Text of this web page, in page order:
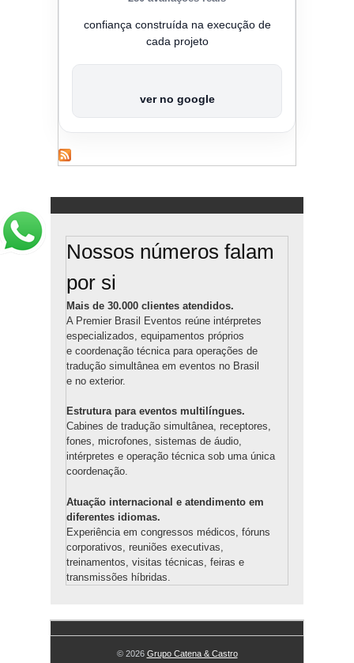
confiança construída na execução de
cada projeto
ver no google
Nossos números falam
por si
Mais de 30.000 clientes atendidos.
A Premier Brasil Eventos reúne intérpretes
especializados, equipamentos próprios
e coordenação técnica para operações de
tradução simultânea em eventos no Brasil
e no exterior.
Estrutura para eventos multilíngues.
Cabines de tradução simultânea, receptores,
fones, microfones, sistemas de áudio,
intérpretes e operação técnica sob uma única
coordenação.
Atuação internacional e atendimento em
diferentes idiomas.
Experiência em congressos médicos, fóruns
corporativos, reuniões executivas,
treinamentos, visitas técnicas, feiras e
transmissões híbridas.
© 2026 Grupo Catena & Castro